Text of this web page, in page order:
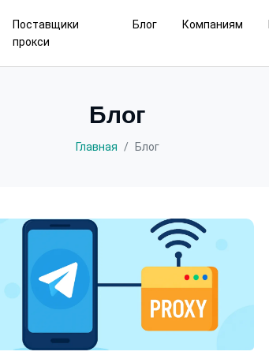
Поставщики
прокси
Блог Компаниям
Блог
Главная Блог